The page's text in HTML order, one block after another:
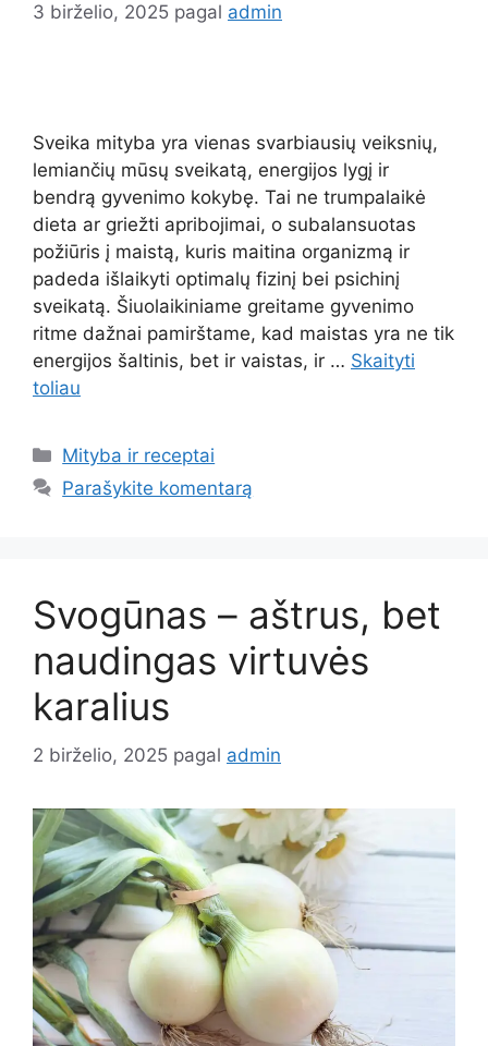
3 birželio, 2025 pagal admin
Sveika mityba yra vienas svarbiausių veiksnių,
lemiančių mūsų sveikatą, energijos lygį ir
bendrą gyvenimo kokybę. Tai ne trumpalaikė
dieta ar griežti apribojimai, o subalansuotas
požiūris į maistą, kuris maitina organizmą ir
padeda išlaikyti optimalų fizinį bei psichinį
sveikatą. Šiuolaikiniame greitame gyvenimo
ritme dažnai pamirštame, kad maistas yra ne tik
energijos šaltinis, bet ir vaistas, ir … Skaityti
toliau
Kategorijos
Mityba ir receptai
Parašykite komentarą
Svogūnas – aštrus, bet
naudingas virtuvės
karalius
2 birželio, 2025 pagal admin